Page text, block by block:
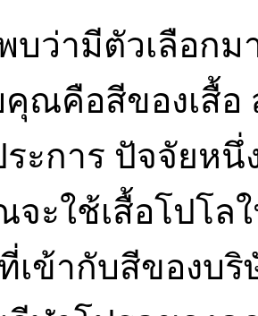
บว่ามีตัวเลือก
ณคือสีของเสื้อ
ะการ ปัจจัยห
ะใช้เสื้อโปโล
เข้ากับสีของบ